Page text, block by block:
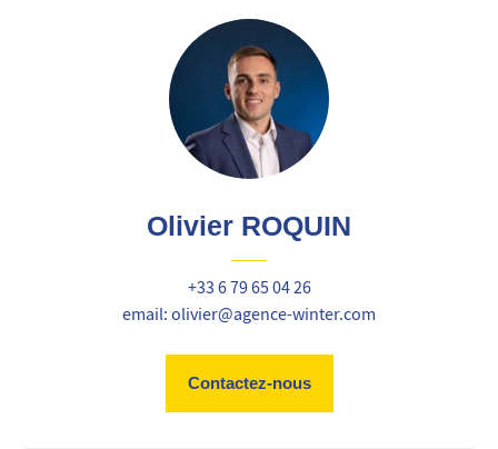
Olivier ROQUIN
+33 6 79 65 04 26
email: olivier@agence-winter.com
Contactez-nous